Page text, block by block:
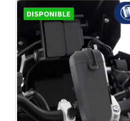
DISPONIBLE